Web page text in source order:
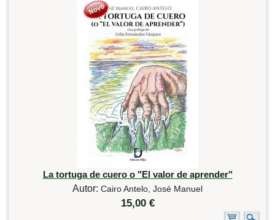
La tortuga de cuero o "El valor de aprender"
Autor: Cairo Antelo, José Manuel
15,00 €